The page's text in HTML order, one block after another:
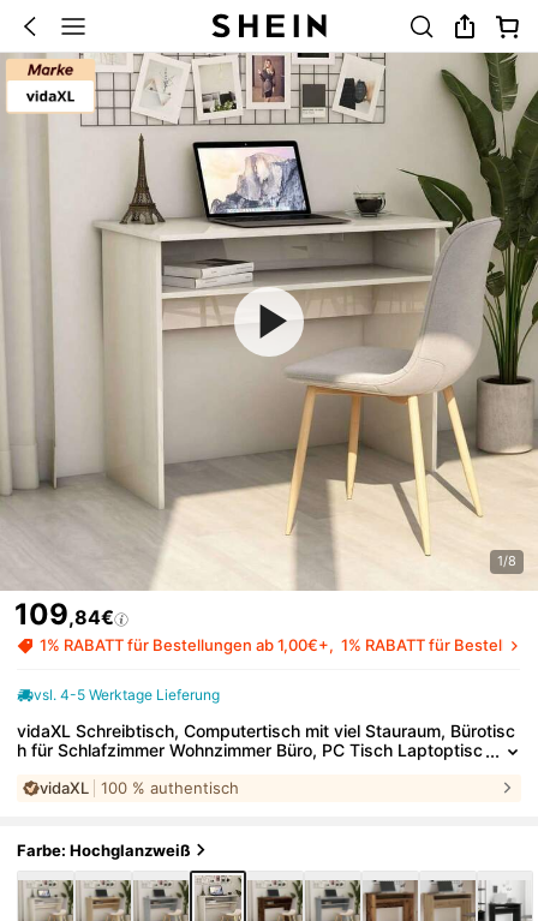
1/8
109,84€
1% RABATT für Bestellungen ab 1,00€+ 1% RABATT für
vsl. 4-5 Werktage Lieferung
vidaXL Schreibtisch, Computertisch mit viel Stauraum, Bürotisc
h für Schlafzimmer Wohnzimmer Büro, PC Tisch Laptoptisc
vidaXL 100 % authentisch
Farbe: Hochglanzweiß